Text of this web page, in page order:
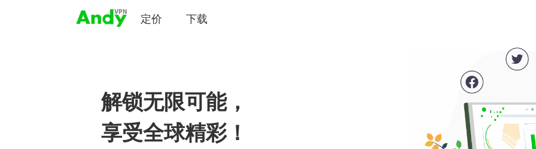
定价 下载
解锁无限可能，
享受全球精彩！